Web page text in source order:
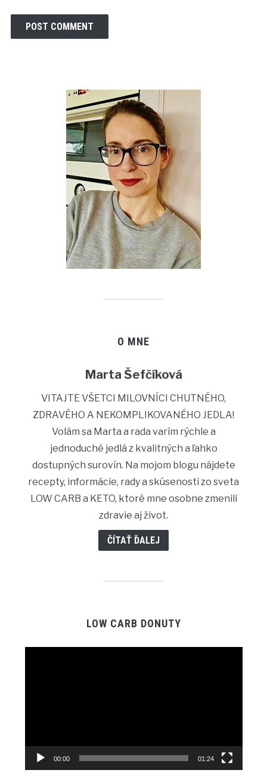
O MNE
Marta Šefčíková
VITAJTE VŠETCI MILOVNÍCI CHUTNÉHO,
ZDRAVÉHO A NEKOMPLIKOVANÉHO JEDLA!
Volám sa Marta a rada varím rýchle a
jednoduché jedlá z kvalitných a ľahko
dostupných surovín. Na mojom blogu nájdete
recepty, informácie, rady a skúsenosti zo sveta
LOW CARB a KETO, ktoré mne osobne zmenili
zdravie aj život.
ČÍTAŤ ĎALEJ
LOW CARB DONUTY
00:00 01:24